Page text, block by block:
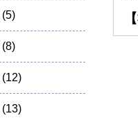
(5)
(8)
(12)
(13)